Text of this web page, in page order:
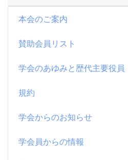
本会のご案内
賛助会員リスト
学会のあゆみと歴代主要役員
規約
学会からのお知らせ
学会員からの情報